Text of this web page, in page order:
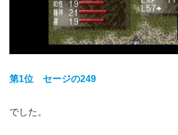
第1位 セージの249
でした。